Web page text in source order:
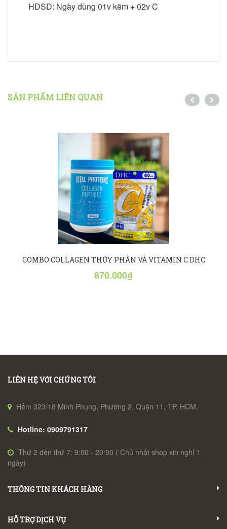
HDSD: Ngày dùng 01v kẽm + 02v C
SẢN PHẨM LIÊN QUAN
COMBO COLLAGEN THỦY PHÂN VÀ VITAMIN C DHC
870.000₫
LIÊN HỆ VỚI CHÚNG TÔI
Hẻm 323/18 Minh Phụng, Phường 2, Quận 11, TP. HCM.
Hotline: 0909791317
Thứ 2 đến thứ 7: 9:00 - 20:00 ( Chủ nhật shop xin nghỉ 1
ngày)
THÔNG TIN KHÁCH HÀNG
HỖ TRỢ DỊCH VỤ